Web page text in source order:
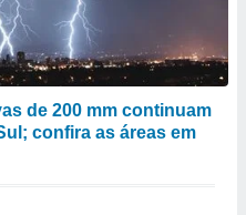
de 200 mm continuam
confira as áreas em